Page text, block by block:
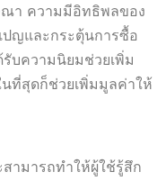
า ความมีอิทธิพลของ
ปญและกระตุ้นการซื้อ
บความนิยมช่วยเพิ่ม
ที่สุดก็ช่วยเพิ่มมูลค่าให้
ามารถทำให้ผู้ใช้รู้สึก